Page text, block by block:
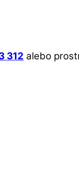
312 alebo